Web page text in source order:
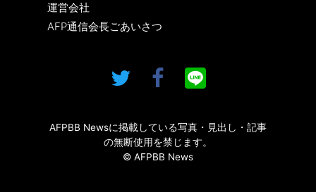
運営会社
AFP通信会長ごあいさつ
AFPBB Newsに掲載している写真・見出し・記事
の無断使用を禁じます。
© AFPBB News